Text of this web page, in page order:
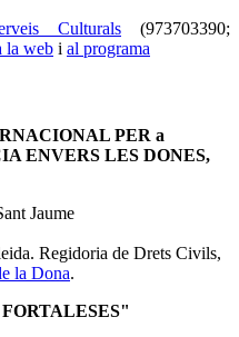
Culturals (973703390;
la web i al programa
PER a
ENVERS LES DONES,
Jaume
Regidoria de Drets Civils,
la Dona.